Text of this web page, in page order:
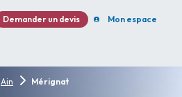
Demander un devis Mon espace
Ain Mérignat